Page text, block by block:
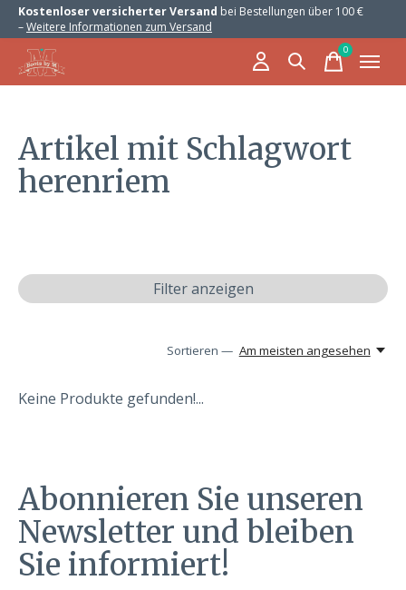
Kostenloser versicherter Versand bei Bestellungen über 100 €
–Weitere Informationen zum Versand
0items
Artikel mit Schlagwort
herenriem
Filter anzeigen
Sortieren — Am meisten angesehen
Keine Produkte gefunden!...
Abonnieren Sie unseren
Newsletter und bleiben
Sie informiert!